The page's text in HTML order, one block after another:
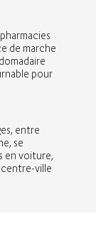
de marche
pour
entre
se
en voiture,
ville